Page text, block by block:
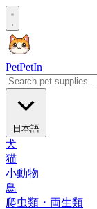
PetPetIn
日本語
犬
猫
小動物
鳥
爬虫類・両生類